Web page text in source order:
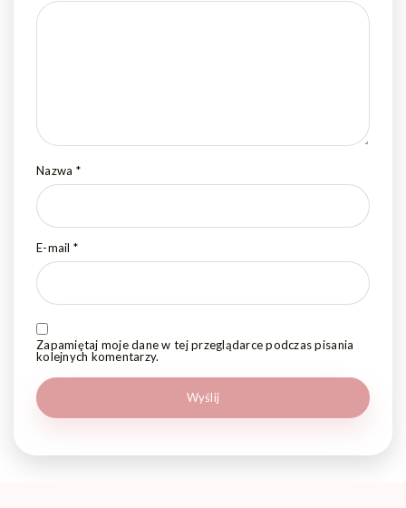
Nazwa *
E-mail *
Zapamiętaj moje dane w tej przeglądarce podczas pisania
kolejnych komentarzy.